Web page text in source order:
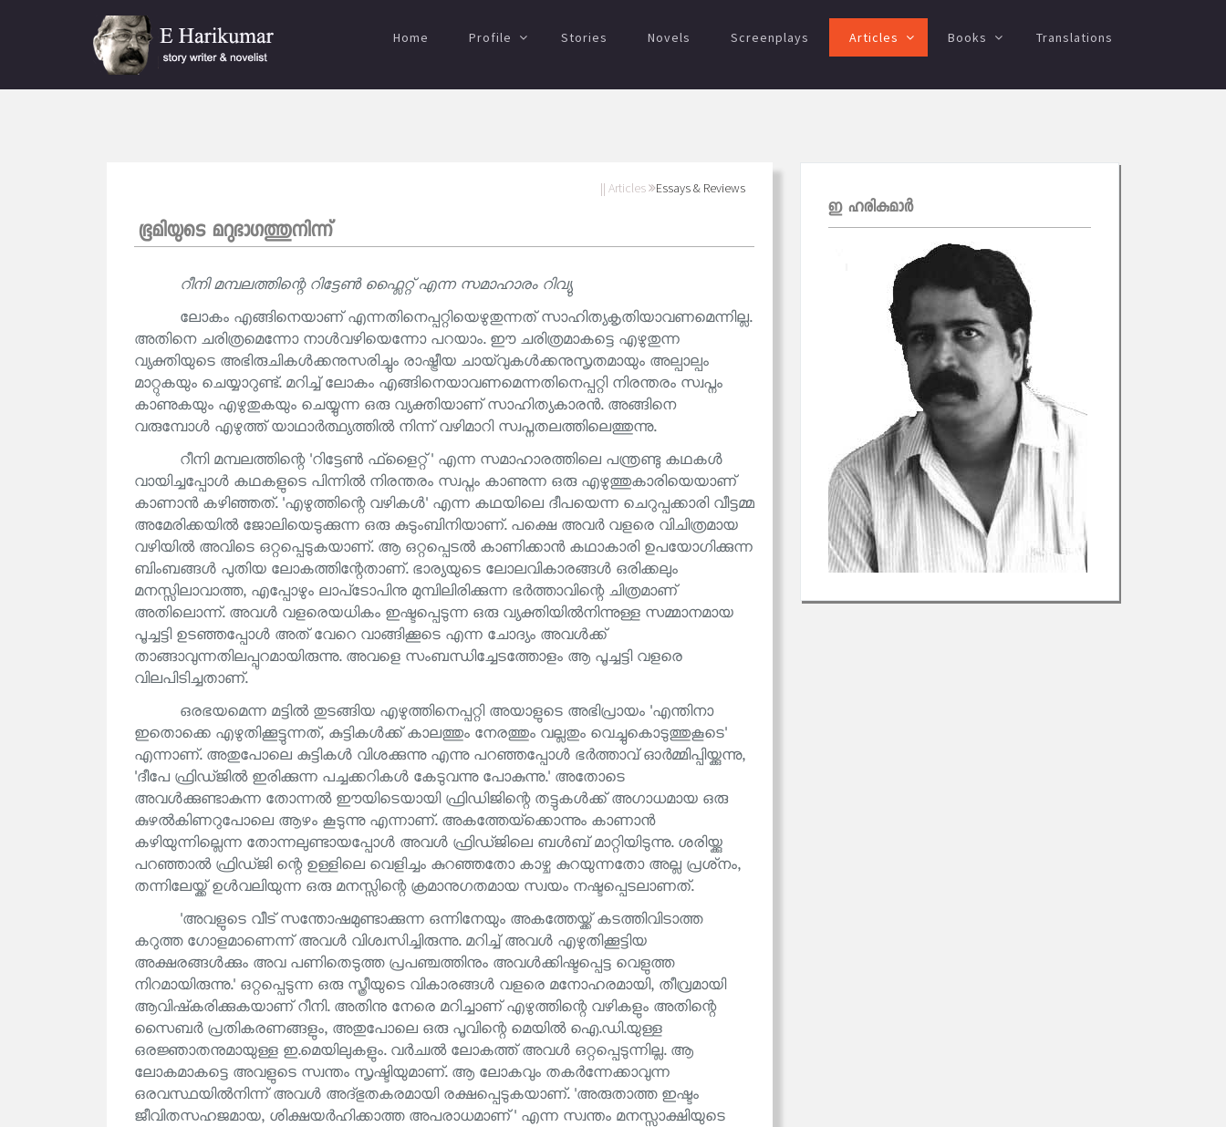
Home Profile Stories Novels Screenplays Articles Books Translations
|| Articles Essays & Reviews
ഭൂമിയുടെ മറുഭാഗത്തുനിന്ന്
റീനി മമ്പലത്തിന്റെ റിട്ടേൺ ഫ്ലൈറ്റ് എന്ന സമാഹാരം റിവ്യു
ലോകം എങ്ങിനെയാണ് എന്നതിനെപ്പറ്റിയെഴുതുന്നത് സാഹിത്യകൃതിയാവണമെന്നില്ല.
അതിനെ ചരിത്രമെന്നോ നാൾവഴിയെന്നോ പറയാം. ഈ ചരിത്രമാകട്ടെ എഴുതുന്ന
വ്യക്തിയുടെ അഭിരുചികൾക്കനുസരിച്ചും രാഷ്ട്രീയ ചായ്‌വുകൾക്കനുസൃതമായും അല്പാല്പം
മാറ്റുകയും ചെയ്യാറുണ്ട്. മറിച്ച് ലോകം എങ്ങിനെയാവണമെന്നതിനെപ്പറ്റി നിരന്തരം സ്വപ്നം
കാണുകയും എഴുതുകയും ചെയ്യുന്ന ഒരു വ്യക്തിയാണ് സാഹിത്യകാരൻ. അങ്ങിനെ
വരുമ്പോൾ എഴുത്ത് യാഥാർത്ഥ്യത്തിൽ നിന്ന് വഴിമാറി സ്വപ്നതലത്തിലെത്തുന്നു.
റീനി മമ്പലത്തിന്റെ 'റിട്ടേൺ ഫ്‌ളൈറ്റ്' എന്ന സമാഹാരത്തിലെ പന്ത്രണ്ടു കഥകൾ
വായിച്ചപ്പോൾ കഥകളുടെ പിന്നിൽ നിരന്തരം സ്വപ്നം കാണുന്ന ഒരു എഴുത്തുകാരിയെയാണ്
കാണാൻ കഴിഞ്ഞത്. 'എഴുത്തിന്റെ വഴികൾ' എന്ന കഥയിലെ ദീപയെന്ന ചെറുപ്പക്കാരി വീട്ടമ്മ
അമേരിക്കയിൽ ജോലിയെടുക്കുന്ന ഒരു കുടുംബിനിയാണ്. പക്ഷെ അവർ വളരെ വിചിത്രമായ
വഴിയിൽ അവിടെ ഒറ്റപ്പെടുകയാണ്. ആ ഒറ്റപ്പെടൽ കാണിക്കാൻ കഥാകാരി ഉപയോഗിക്കുന്ന
ബിംബങ്ങൾ പുതിയ ലോകത്തിന്റേതാണ്. ഭാര്യയുടെ ലോലവികാരങ്ങൾ ഒരിക്കലും
മനസ്സിലാവാത്ത, എപ്പോഴും ലാപ്‌ടോപിനു മുമ്പിലിരിക്കുന്ന ഭർത്താവിന്റെ ചിത്രമാണ്
അതിലൊന്ന്. അവൾ വളരെയധികം ഇഷ്ടപ്പെടുന്ന ഒരു വ്യക്തിയിൽനിന്നുള്ള സമ്മാനമായ
പൂച്ചട്ടി ഉടഞ്ഞപ്പോൾ അത് വേറെ വാങ്ങിക്കൂടെ എന്ന ചോദ്യം അവൾക്ക്
താങ്ങാവുന്നതിലപ്പുറമായിരുന്നു. അവളെ സംബന്ധിച്ചേടത്തോളം ആ പൂച്ചട്ടി വളരെ
വിലപിടിച്ചതാണ്.
ഒരഭയമെന്ന മട്ടിൽ തുടങ്ങിയ എഴുത്തിനെപ്പറ്റി അയാളുടെ അഭിപ്രായം 'എന്തിനാ
ഇതൊക്കെ എഴുതിക്കൂട്ടുന്നത്, കുട്ടികൾക്ക് കാലത്തും നേരത്തും വല്ലതും വെച്ചുകൊടുത്തുകൂടെ'
എന്നാണ്. അതുപോലെ കുട്ടികൾ വിശക്കുന്നു എന്നു പറഞ്ഞപ്പോൾ ഭർത്താവ് ഓർമ്മിപ്പിയ്ക്കുന്നു,
'ദീപേ ഫ്രിഡ്ജിൽ ഇരിക്കുന്ന പച്ചക്കറികൾ കേടുവന്നു പോകുന്നു.' അതോടെ
അവൾക്കുണ്ടാകുന്ന തോന്നൽ ഈയിടെയായി ഫ്രിഡിജിന്റെ തട്ടുകൾക്ക് അഗാധമായ ഒരു
കുഴൽകിണറുപോലെ ആഴം കൂടുന്നു എന്നാണ്. അകത്തേയ്‌ക്കൊന്നും കാണാൻ
കഴിയുന്നില്ലെന്ന തോന്നലുണ്ടായപ്പോൾ അവൾ ഫ്രിഡ്ജിലെ ബൾബ് മാറ്റിയിടുന്നു. ശരിയ്ക്കു
പറഞ്ഞാൽ ഫ്രിഡ്ജി ന്റെ ഉള്ളിലെ വെളിച്ചം കുറഞ്ഞതോ കാഴ്ച കുറയുന്നതോ അല്ല പ്രശ്‌നം,
തന്നിലേയ്ക്ക് ഉൾവലിയുന്ന ഒരു മനസ്സിന്റെ ക്രമാനുഗതമായ സ്വയം നഷ്ടപ്പെടലാണത്.
'അവളുടെ വീട് സന്തോഷമുണ്ടാക്കുന്ന ഒന്നിനേയും അകത്തേയ്ക്ക് കടത്തിവിടാത്ത
കറുത്ത ഗോളമാണെന്ന് അവൾ വിശ്വസിച്ചിരുന്നു. മറിച്ച് അവൾ എഴുതിക്കൂട്ടിയ
അക്ഷരങ്ങൾക്കും അവ പണിതെടുത്ത പ്രപഞ്ചത്തിനും അവൾക്കിഷ്ടപ്പെട്ട വെളുത്ത
നിറമായിരുന്നു.' ഒറ്റപ്പെടുന്ന ഒരു സ്ത്രീയുടെ വികാരങ്ങൾ വളരെ മനോഹരമായി, തീവ്രമായി
ആവിഷ്‌കരിക്കുകയാണ് റീനി. അതിനു നേരെ മറിച്ചാണ് എഴുത്തിന്റെ വഴികളും അതിന്റെ
സൈബർ പ്രതികരണങ്ങളും, അതുപോലെ ഒരു പൂവിന്റെ മെയിൽ ഐ.ഡി.യുള്ള
ഒരജ്ഞാതനുമായുള്ള ഇ.മെയിലുകളും. വർച്വൽ ലോകത്ത് അവൾ ഒറ്റപ്പെടുന്നില്ല. ആ
ലോകമാകട്ടെ അവളുടെ സ്വന്തം സൃഷ്ടിയുമാണ്. ആ ലോകവും തകർന്നേക്കാവുന്ന
ഒരവസ്ഥയിൽനിന്ന് അവൾ അദ്ഭുതകരമായി രക്ഷപ്പെടുകയാണ്. 'അരുതാത്ത ഇഷ്ടം
ജീവിതസഹജമായ, ശിക്ഷയർഹിക്കാത്ത അപരാധമാണ്' എന്ന സ്വന്തം മനസ്സാക്ഷിയുടെ
ഇ ഹരികുമാര്‍